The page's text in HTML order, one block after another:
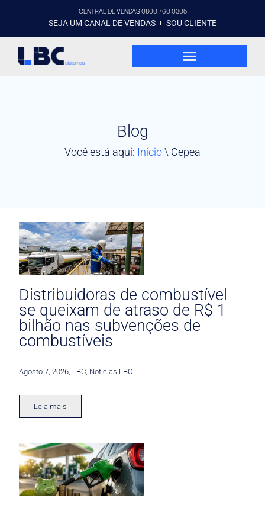
CENTRAL DE VENDAS 0800 760 0305
SEJA UM CANAL DE VENDAS SOU CLIENTE
Blog
Você está aqui: Início\ Cepea
Distribuidoras de combustível
se queixam de atraso de R$ 1
bilhão nas subvenções de
combustíveis
Agosto 7, 2026 LBC Noticias LBC
Leia mais